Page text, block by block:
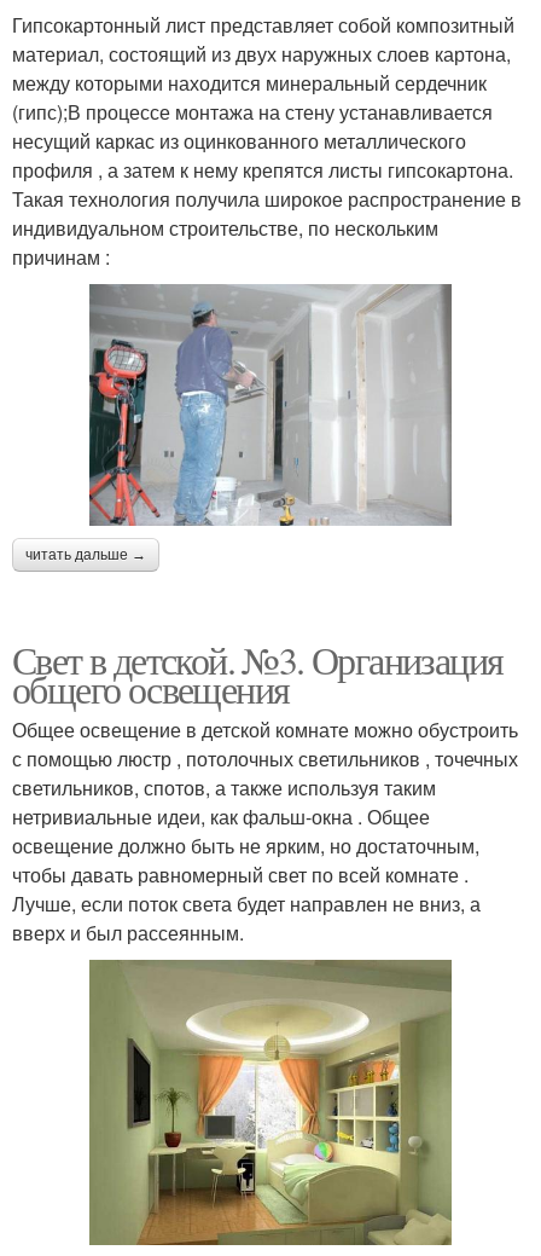
Гипсокартонный лист представляет собой композитный
материал, состоящий из двух наружных слоев картона,
между которыми находится минеральный сердечник
(гипс);В процессе монтажа на стену устанавливается
несущий каркас из оцинкованного металлического
профиля , а затем к нему крепятся листы гипсокартона.
Такая технология получила широкое распространение в
индивидуальном строительстве, по нескольким
причинам :
читать дальше →
Свет в детской. №3. Организация
общего освещения
Общее освещение в детской комнате можно обустроить
с помощью люстр , потолочных светильников , точечных
светильников, спотов, а также используя таким
нетривиальные идеи, как фальш-окна . Общее
освещение должно быть не ярким, но достаточным,
чтобы давать равномерный свет по всей комнате .
Лучше, если поток света будет направлен не вниз, а
вверх и был рассеянным.